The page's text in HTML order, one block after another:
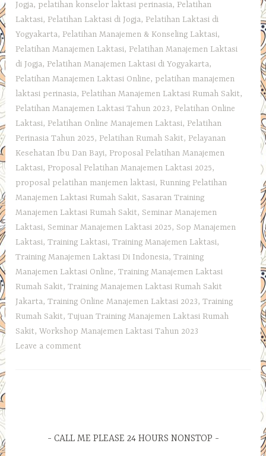
Jogja, pelatihan konselor laktasi perinasia, Pelatihan
Laktasi, Pelatihan Laktasi di Jogja, Pelatihan Laktasi di
Yogyakarta, Pelatihan Manajemen & Konseling Laktasi,
Pelatihan Manajemen Laktasi, Pelatihan Manajemen Laktasi
di Jogja, Pelatihan Manajemen Laktasi di Yogyakarta,
Pelatihan Manajemen Laktasi Online, pelatihan manajemen
laktasi perinasia, Pelatihan Manajemen Laktasi Rumah Sakit,
Pelatihan Manajemen Laktasi Tahun 2023, Pelatihan Online
Laktasi, Pelatihan Online Manajemen Laktasi, Pelatihan
Perinasia Tahun 2025, Pelatihan Rumah Sakit, Pelayanan
Kesehatan Ibu Dan Bayi, Proposal Pelatihan Manajemen
Laktasi, Proposal Pelatihan Manajemen Laktasi 2025,
proposal pelatihan manjemen laktasi, Running Pelatihan
Manajemen Laktasi Rumah Sakit, Sasaran Training
Manajemen Laktasi Rumah Sakit, Seminar Manajemen
Laktasi, Seminar Manajemen Laktasi 2025, Sop Manajemen
Laktasi,Training Laktasi,Training Manajemen Laktasi,
Training Manajemen Laktasi Di Indonesia,Training
Manajemen Laktasi Online,Training Manajemen Laktasi
Rumah Sakit,Training Manajemen Laktasi Rumah Sakit
Jakarta,Training Online Manajemen Laktasi 2023,Training
Rumah Sakit,Tujuan Training Manajemen Laktasi Rumah
Sakit,Workshop Manajemen Laktasi Tahun 2023
Leave a comment
CALL ME PLEASE 24 HOURS NONSTOP